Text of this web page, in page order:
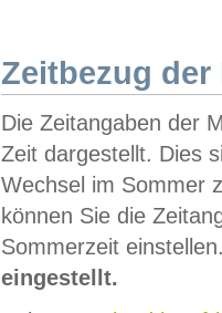
Zeitbezug der
Die Zeitangaben der
Zeit dargestellt. Dies
Wechsel im Sommer
können Sie die
Sommerzeit
eingestellt.